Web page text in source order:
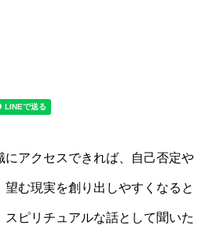
にアクセスできれば、自己否定や
む現実を創り出しやすくなると
スピリチュアルな話として聞いた